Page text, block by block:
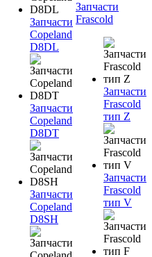
Запчасти
Copeland
D8DL
Запчасти
Copeland
D8DT
Запчасти
Copeland
D8SH
Запчасти
Frascold
Запчасти
Frascold
тип Z
Запчасти
Frascold
тип V